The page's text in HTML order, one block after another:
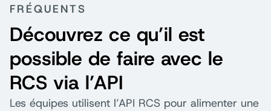
FRÉQUENTS
Découvrez ce qu’il est
possible de faire avec le
RCS via l’API
Les équipes utilisent l’API RCS pour alimenter une